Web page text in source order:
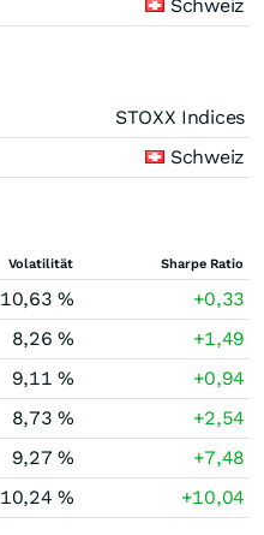
Schweiz
STOXX Indices
Schweiz
Volatilität Sharpe Ratio
10,63 %
+0,33
8,26 %
+1,49
9,11 %
+0,94
8,73 %
+2,54
9,27 %
+7,48
10,24 % +10,04